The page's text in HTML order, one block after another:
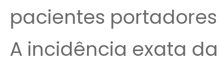
pacientes
A incidência exata